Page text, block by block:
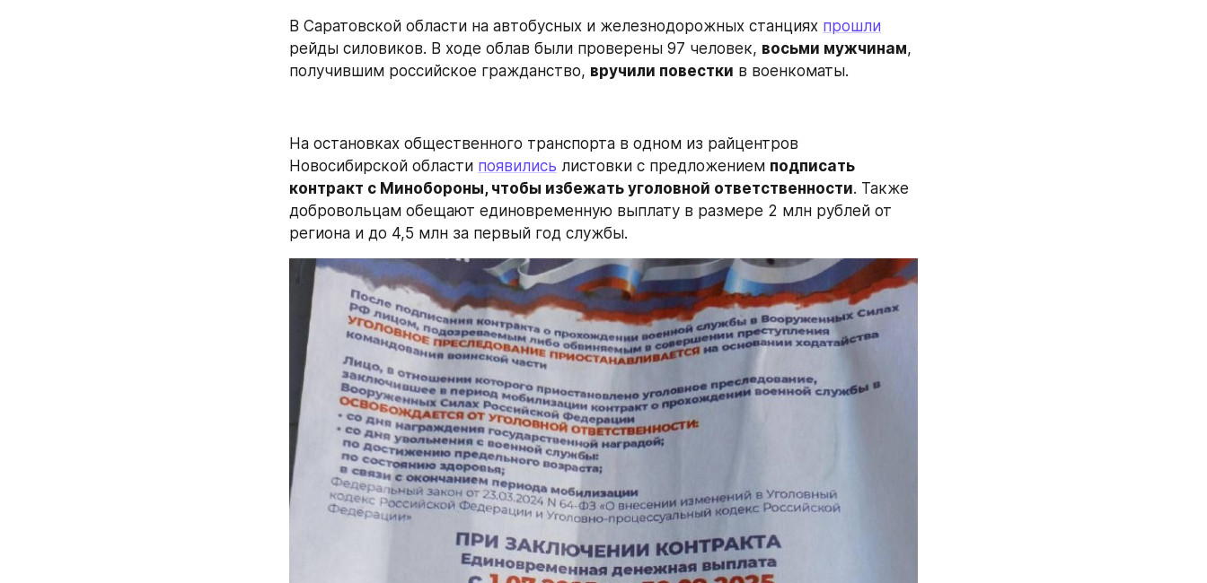
В Саратовской области на автобусных и железнодорожных станциях прошли
рейды силовиков. В ходе облав были проверены 97 человек, восьми мужчинам,
получившим российское гражданство, вручили повестки в военкоматы.
На остановках общественного транспорта в одном из райцентров
Новосибирской области появились листовки с предложением подписать
контракт с Минобороны, чтобы избежать уголовной ответственности. Также
добровольцам обещают единовременную выплату в размере 2 млн рублей от
региона и до 4,5 млн за первый год службы.